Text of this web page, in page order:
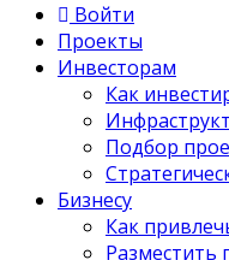
Войти
Проекты
Инвесторам
Как
Подбор
Бизнесу
Как
Разместить